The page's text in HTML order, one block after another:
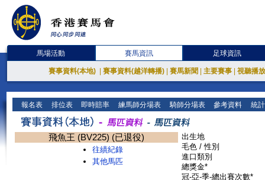
馬場活動 賽馬資訊 足球資訊
賽事資料(本地) 賽事資料(越洋轉播) 賽馬新聞 主要賽事 視聽播
報名表 排位表 即時賠率 練馬師分場表 騎師分場表 參考資料 統
飛魚王 (BV225) (已退役)
往績紀錄
其他馬匹
出生地
毛色 / 性別
進口類別
總獎金*
冠-亞-季-總出賽次數*